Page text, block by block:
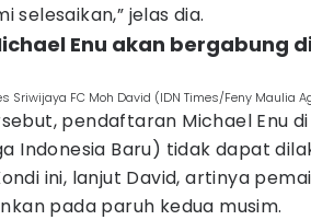
selesaikan,” jelas dia.
Enu akan bergabung
Sriwijaya FC Moh David (IDN Times/Feny Maulia
pendaftaran Michael Enu
Indonesia Baru) tidak dapat
ini, lanjut David, artinya
pada paruh kedua musim.